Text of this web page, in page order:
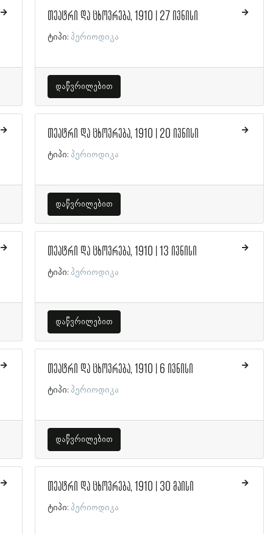
თეატრი და ცხოვრება, 1910 | 27 ივნისი
ტიპი: პერიოდიკა
დაწვრილებით
თეატრი და ცხოვრება, 1910 | 20 ივნისი
ტიპი: პერიოდიკა
დაწვრილებით
თეატრი და ცხოვრება, 1910 | 13 ივნისი
ტიპი: პერიოდიკა
დაწვრილებით
თეატრი და ცხოვრება, 1910 | 6 ივნისი
ტიპი: პერიოდიკა
დაწვრილებით
თეატრი და ცხოვრება, 1910 | 30 მაისი
ტიპი: პერიოდიკა